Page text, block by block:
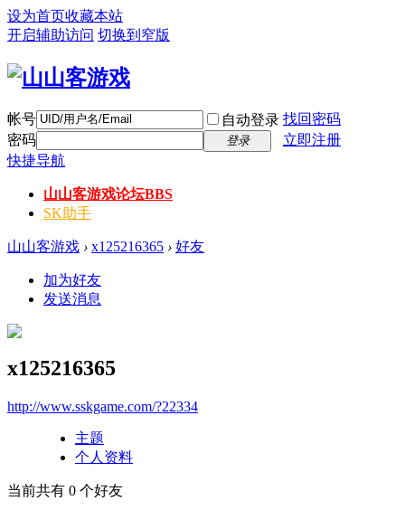
设为首页收藏本站
开启辅助访问 切换到窄版
帐号 自动登录 找回密码
密码
登录
立即注册
快捷导航
山山客游戏论坛BBS
SK助手
山山客游戏 › x125216365 › 好友
加为好友
发送消息
x125216365
http://www.sskgame.com/?22334
主题
个人资料
当前共有 0 个好友